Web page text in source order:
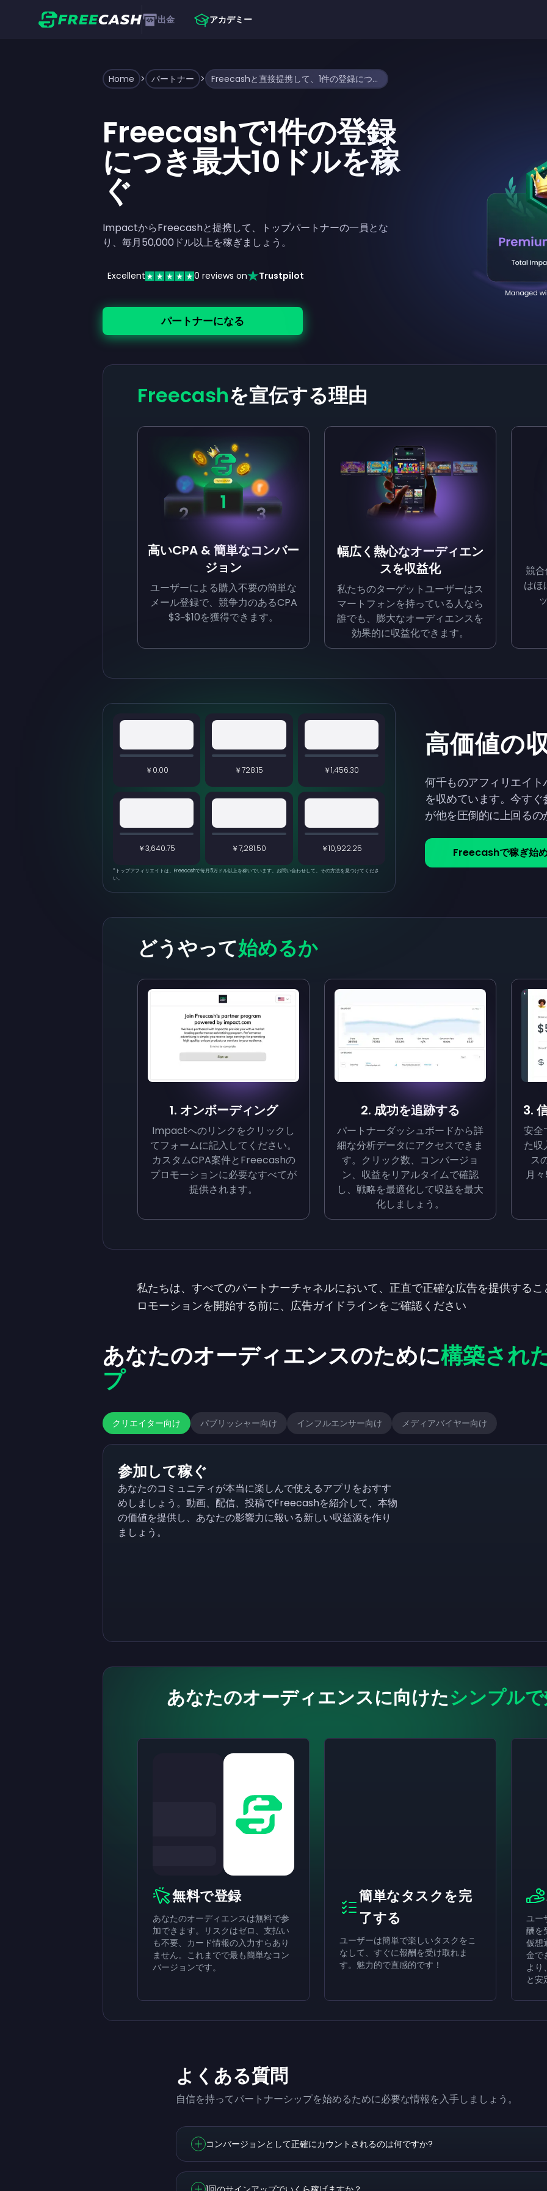
出金 アカデミー
Home > パートナー > Freecashと直接提携して、1件の登録につき最大10ドルを獲得
Freecashで1件の登録
につき最大10ドルを稼
ぐ
ImpactからFreecashと提携して、トップパートナーの一員とな
り、毎月50,000ドル以上を稼ぎましょう。
Excellent 0 reviews on Trustpilot
パートナーになる
Freecashを宣伝する理由
高いCPA & 簡単なコンバー
ジョン
ユーザーによる購入不要の簡単な
メール登録で、競争力のあるCPA
$3~$10を獲得できます。
幅広く熱心なオーディエン
スを収益化
私たちのターゲットユーザーはス
マートフォンを持っている人なら
誰でも、膨大なオーディエンスを
効果的に収益化できます。
競
はほ
￥0.00 ￥728.15 ￥1,456.30
￥3,640.75 ￥7,281.50 ￥10,922.25
* トップアフィリエイトは、Freecashで毎月5万ドル以上を稼いでいます。お問い合わせして、その方法を見つけてくださ
い。
高価値の
何千ものアフィリエイ
を収めています。今す
が他を圧倒的に上回る
Freecashで稼ぎ始
どうやって始めるか
1. オンボーディング
Impactへのリンクをクリックし
てフォームに記入してください。
カスタムCPA案件とFreecashの
プロモーションに必要なすべてが
提供されます。
2. 成功を追跡する
パートナーダッシュボードから詳
細な分析データにアクセスできま
す。クリック数、コンバージョ
ン、収益をリアルタイムで確認
し、戦略を最適化して収益を最大
化しましょう。
3.
安全
た収
ス
月
私たちは、すべてのパートナーチャネルにおいて、正直で正確な広告を提供する
ロモーションを開始する前に、 広告ガイドラインをご確認ください
あなたのオーディエンスのために構築され
プ
クリエイター向け パブリッシャー向け インフルエンサー向け メディアバイヤー向け
参加して稼ぐ
あなたのコミュニティが本当に楽しんで使えるアプリをおすす
めしましょう。動画、配信、投稿でFreecashを紹介して、本物
の価値を提供し、あなたの影響力に報いる新しい収益源を作り
ましょう。
あなたのオーディエンスに向けたシンプル
無料で登録
あなたのオーディエンスは無料で参
加できます。リスクはゼロ、支払い
も不要、カード情報の入力すらあり
ません。これまでで最も簡単なコン
バージョンです。
簡単なタスクを完
了する
ユーザーは簡単で楽しいタスクをこ
なして、すぐに報酬を受け取れま
す。魅力的で直感的です！
ユー
酬を
仮想
金で
より
と安
よくある質問
自信を持ってパートナーシップを始めるために必要な情報を入手しましょう。
コンバージョンとして正確にカウントされるのは何ですか?